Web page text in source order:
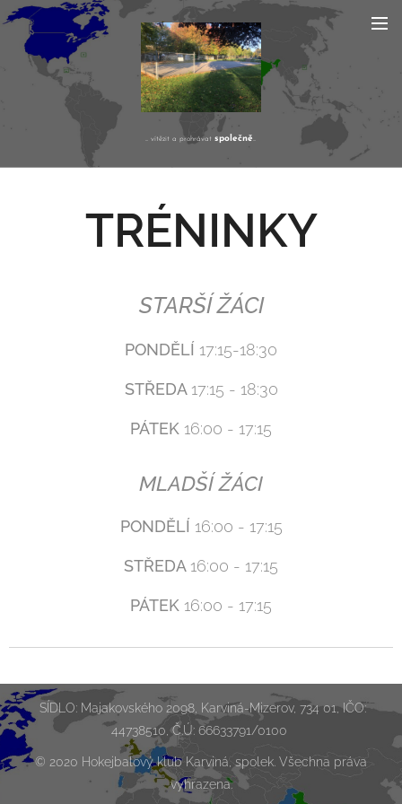
... vítězit a prohrávatspolečně...
TRÉNINKY
STARŠÍ ŽÁCI
PONDĚLÍ 17:15-18:30
STŘEDA 17:15 - 18:30
PÁTEK 16:00 - 17:15
MLADŠÍ ŽÁCI
PONDĚLÍ 16:00 - 17:15
STŘEDA 16:00 - 17:15
PÁTEK 16:00 - 17:15
SÍDLO: Majakovského 2098, Karviná-Mizerov, 734 01, IČO:
44738510, Č.Ú: 66633791/0100
© 2020 Hokejbalový klub Karviná, spolek. Všechna práva
vyhrazena.